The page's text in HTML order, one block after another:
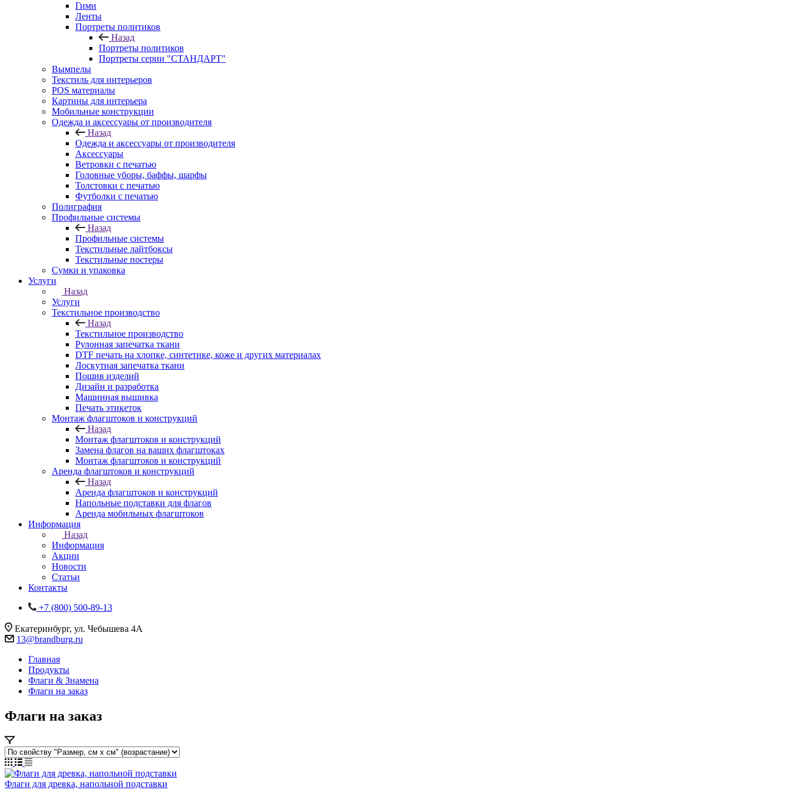
Гимн
Ленты
Портреты политиков
Назад
Портреты политиков
Портреты серии "СТАНДАРТ"
Вымпелы
Текстиль для интерьеров
POS материалы
Картины для интерьера
Мобильные конструкции
Одежда и аксессуары от производителя
Назад
Одежда и аксессуары от производителя
Аксессуары
Ветровки с печатью
Головные уборы, баффы, шарфы
Толстовки с печатью
Футболки с печатью
Полиграфия
Профильные системы
Назад
Профильные системы
Текстильные лайтбоксы
Текстильные постеры
Сумки и упаковка
Услуги
Назад
Услуги
Текстильное производство
Назад
Текстильное производство
Рулонная запечатка ткани
DTF печать на хлопке, синтетике, коже и других материалах
Лоскутная запечатка ткани
Пошив изделий
Дизайн и разработка
Машинная вышивка
Печать этикеток
Монтаж флагштоков и конструкций
Назад
Монтаж флагштоков и конструкций
Замена флагов на ваших флагштоках
Монтаж флагштоков и конструкций
Аренда флагштоков и конструкций
Назад
Аренда флагштоков и конструкций
Напольные подставки для флагов
Аренда мобильных флагштоков
Информация
Назад
Информация
Акции
Новости
Статьи
Контакты
+7 (800) 500-89-13
Екатеринбург, ул. Чебышева 4А
13@brandburg.ru
Главная
Продукты
Флаги & Знамена
Флаги на заказ
Флаги на заказ
Флаги для древка, напольной подставки